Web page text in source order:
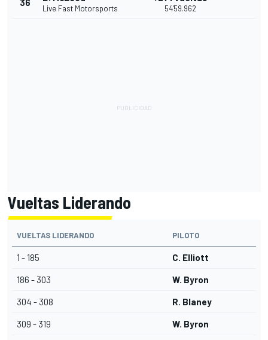
36
Live Fast Motorsports 54'59.962
Vueltas Liderando
VUELTAS LIDERANDO PILOTO
1 - 185 C. Elliott
186 - 303 W. Byron
304 - 308 R. Blaney
309 - 319 W. Byron